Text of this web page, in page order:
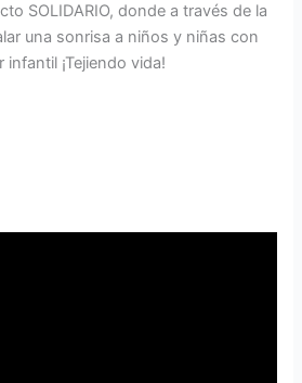
SOLIDARIO, donde a través de la
una sonrisa a niños y niñas con
infantil ¡Tejiendo vida!